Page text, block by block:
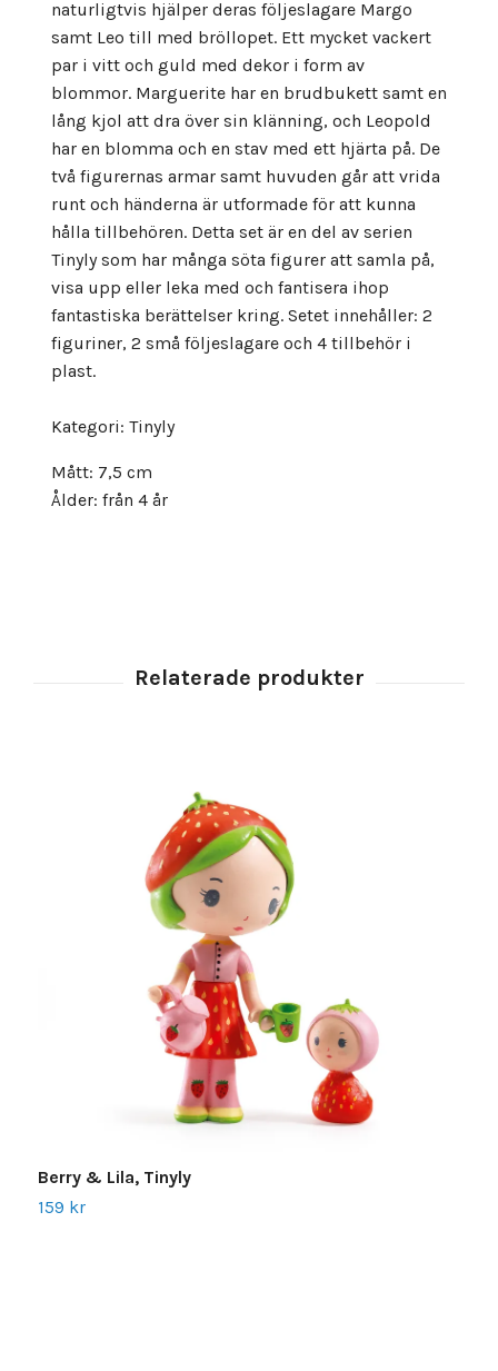
naturligtvis hjälper deras följeslagare Margo
samt Leo till med bröllopet. Ett mycket vackert
par i vitt och guld med dekor i form av
blommor. Marguerite har en brudbukett samt en
lång kjol att dra över sin klänning, och Leopold
har en blomma och en stav med ett hjärta på. De
två figurernas armar samt huvuden går att vrida
runt och händerna är utformade för att kunna
hålla tillbehören. Detta set är en del av serien
Tinyly som har många söta figurer att samla på,
visa upp eller leka med och fantisera ihop
fantastiska berättelser kring. Setet innehåller: 2
figuriner, 2 små följeslagare och 4 tillbehör i
plast.
Kategori: Tinyly
Mått: 7,5 cm
Ålder: från 4 år
Berry & Lila, Tinyly
159 kr